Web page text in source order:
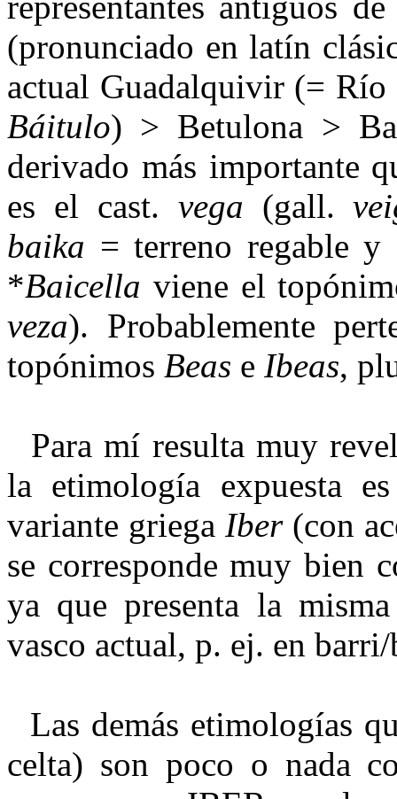
(pronunciado en latín
actual Guadalquivir (= Río
Báitulo) > Betulona >
derivado más importante
es el cast. vega (gall.
baika = terreno regable
*Baicella viene el
veza). Probablemente
topónimos Beas e Ibeas,
Para mí resulta muy
la etimología expuesta
variante griega Iber(con
se corresponde muy bien
ya que presenta la
vasco actual, p. ej. en
Las demás etimologías
celta) son poco o nada